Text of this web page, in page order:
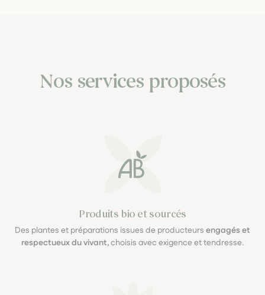
Nos services proposés
Produits bio et sourcés
Des plantes et préparations issues de producteurs engagés et
respectueux du vivant, choisis avec exigence et tendresse.